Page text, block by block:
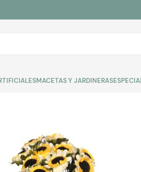
MACETAS Y JARDINERAS